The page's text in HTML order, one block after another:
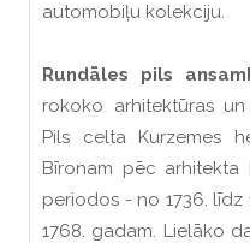
automobiļu kolekciju.
Rundāles pils
rokoko arhitektūras
Pils celta Kurzemes
Bīronam pēc arhitekta
periodos - no 1736. līdz
1768. gadam. Lielāko